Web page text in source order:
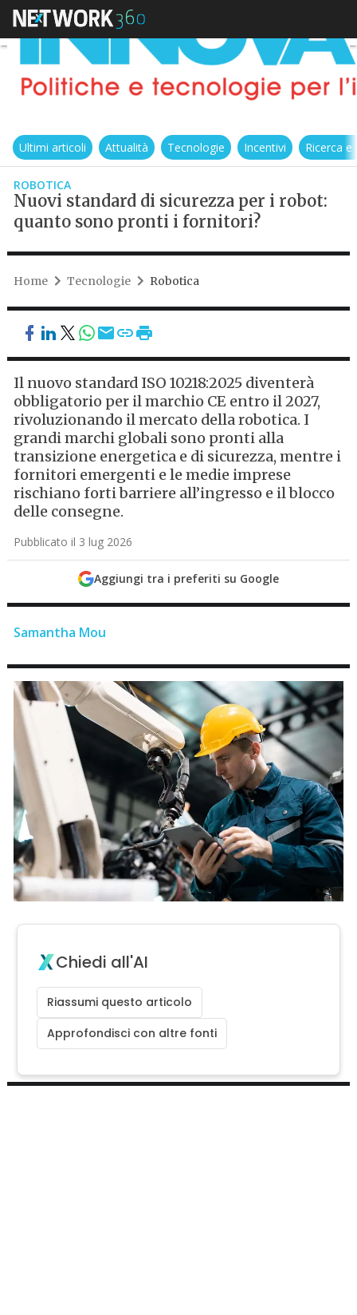
Ultimi articoli Attualità Tecnologie Incentivi Ricerca
ROBOTICA
Nuovi standard di sicurezza per i robot:
quanto sono pronti i fornitori?
Home Tecnologie Robotica
Il nuovo standard ISO 10218:2025 diventerà
obbligatorio per il marchio CE entro il 2027,
rivoluzionando il mercato della robotica. I
grandi marchi globali sono pronti alla
transizione energetica e di sicurezza, mentre i
fornitori emergenti e le medie imprese
rischiano forti barriere all’ingresso e il blocco
delle consegne.
Pubblicato il 3 lug 2026
Aggiungi tra i preferiti su Google
Samantha Mou
Chiedi all'AI
Riassumi questo articolo
Approfondisci con altre fonti